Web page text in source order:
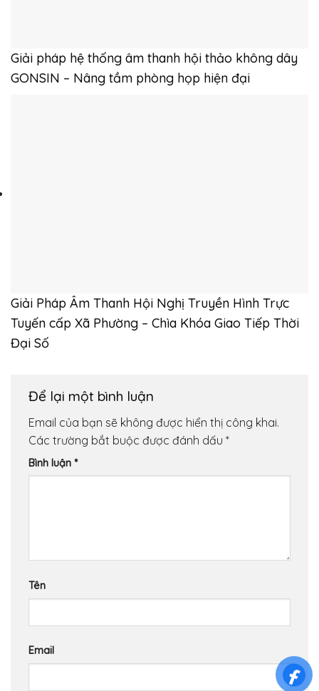
Giải pháp hệ thống âm thanh hội thảo không dây
GONSIN – Nâng tầm phòng họp hiện đại
Giải Pháp Âm Thanh Hội Nghị Truyền Hình Trực
Tuyến cấp Xã Phường – Chìa Khóa Giao Tiếp Thời
Đại Số
Để lại một bình luận
Email của bạn sẽ không được hiển thị công khai.
Các trường bắt buộc được đánh dấu *
Bình luận *
Tên
Email